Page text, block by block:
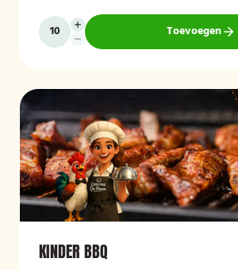
Toevoegen
KINDER BBQ